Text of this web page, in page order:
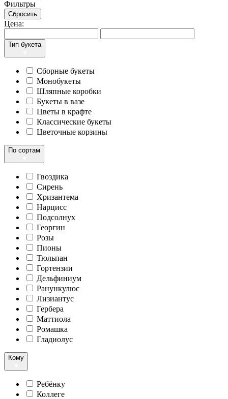
Фильтры
Сбросить
Цена:
Тип букета
Сборные букеты
Монобукеты
Шляпные коробки
Букеты в вазе
Цветы в крафте
Классические букеты
Цветочные корзины
По сортам
Гвоздика
Сирень
Хризантема
Нарцисс
Подсолнух
Георгин
Розы
Пионы
Тюльпан
Гортензии
Дельфиниум
Ранункулюс
Лизиантус
Гербера
Маттиола
Ромашка
Гладиолус
Кому
Ребёнку
Коллеге